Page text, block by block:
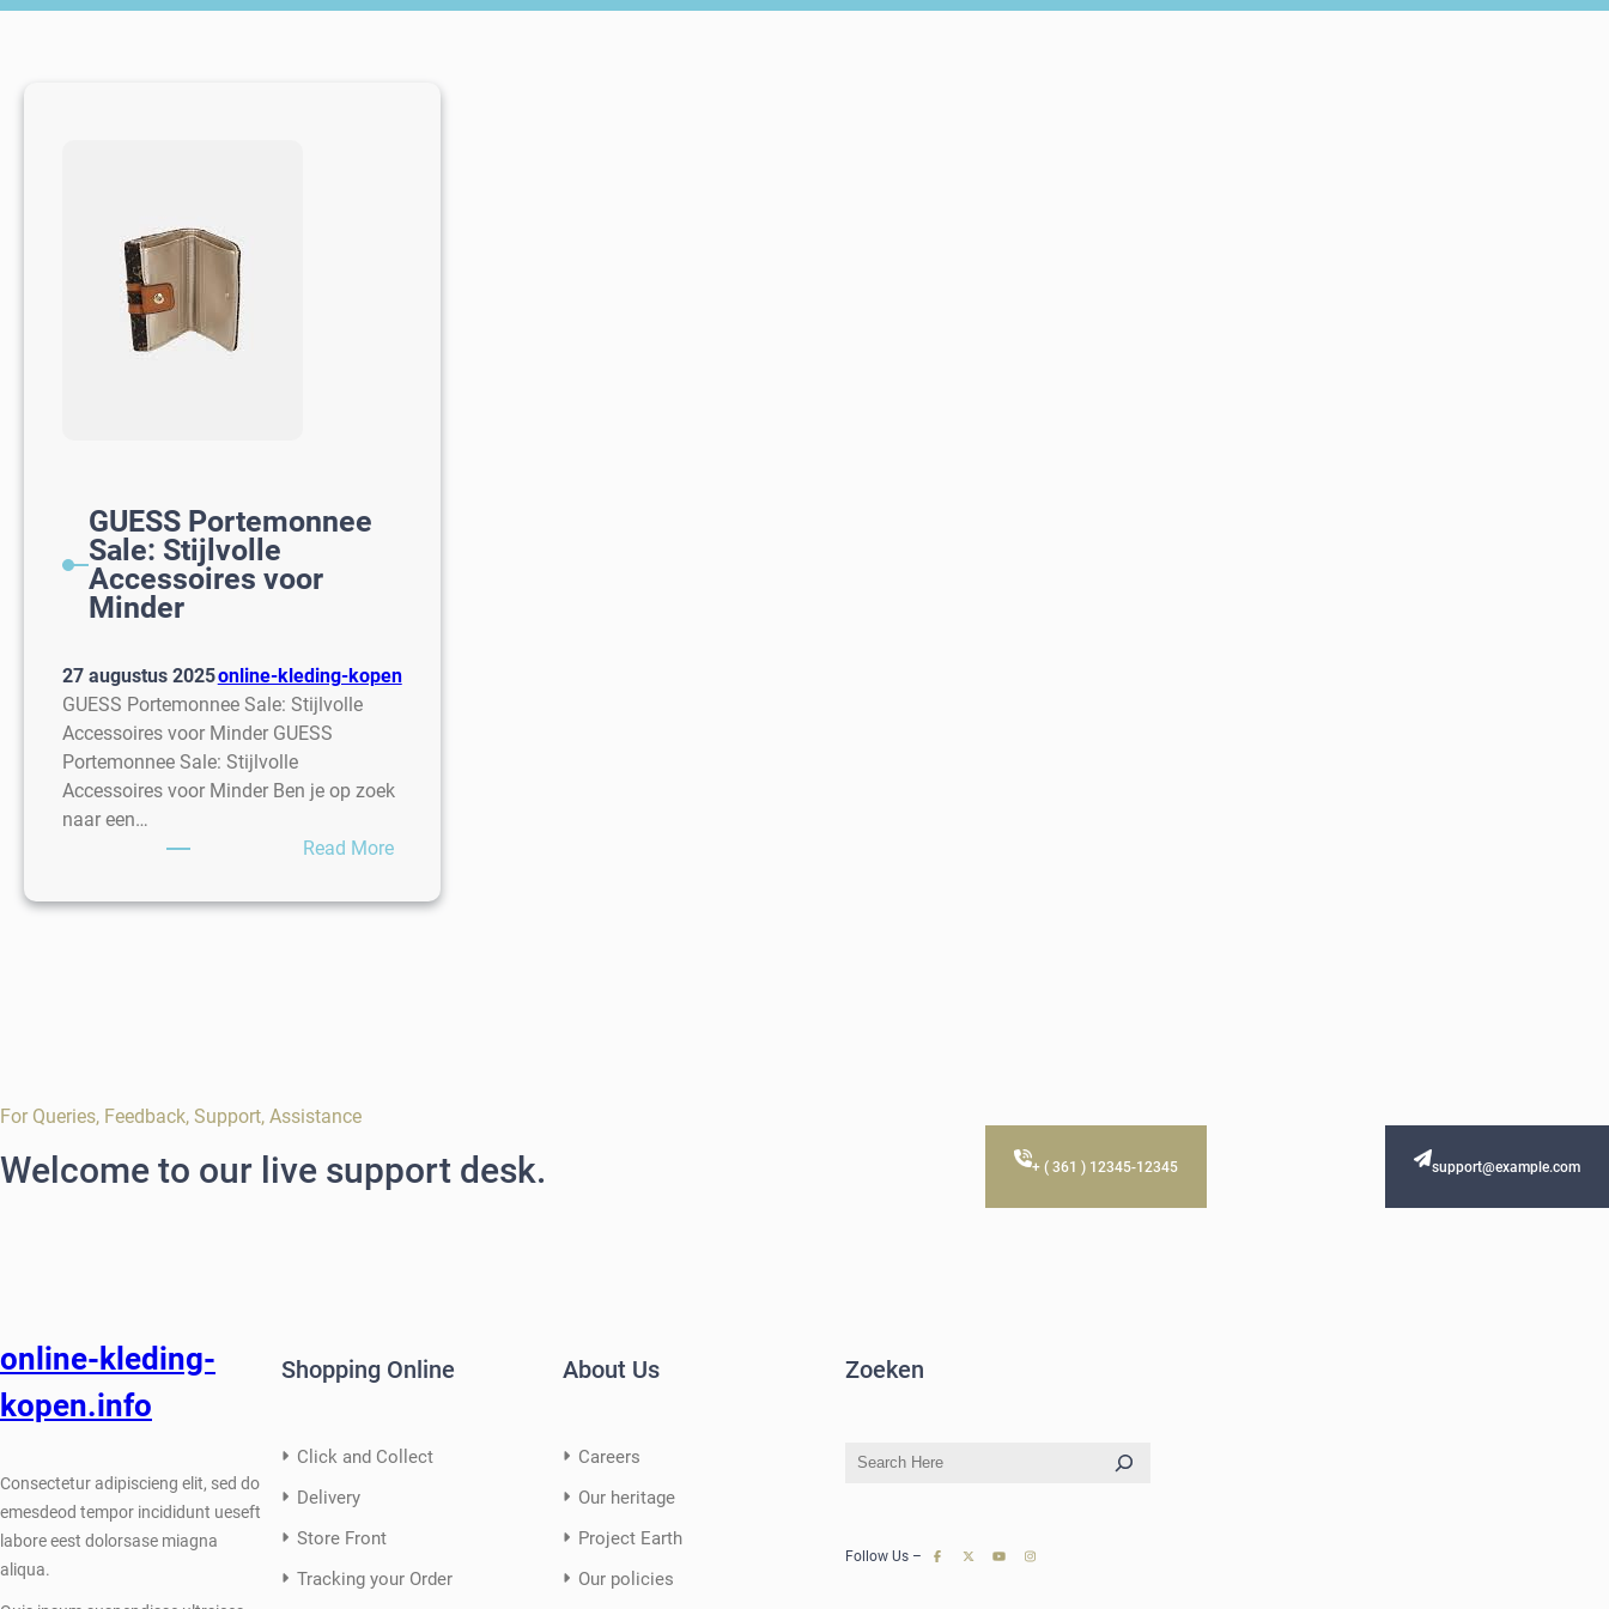
GUESS Portemonnee
Sale: Stijlvolle
Accessoires voor
Minder
27 augustus 2025online-kleding-kopen
GUESS Portemonnee Sale: Stijlvolle
Accessoires voor Minder GUESS
Portemonnee Sale: Stijlvolle
Accessoires voor Minder Ben je op zoek
naar een…
Read More:
Portemonnee
For Queries, Feedback, Support, Assistance
Welcome to our live support desk. + ( 361 ) 12345-12345 support@example.com
online-kleding-
kopen.info
Consectetur adipiscieng elit, sed do
emesdeod tempor incididunt ueseft
labore eest dolorsase miagna
aliqua.
Shopping Online
Click and Collect
Delivery
Store Front
Tracking your Order
About Us
Careers
Our heritage
Project Earth
Our policies
Zoeken
Follow Us –